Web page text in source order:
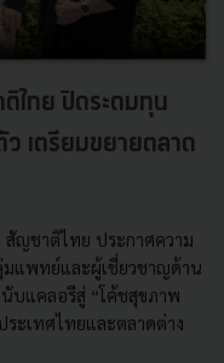
ไทย ปิดระดมทุน
เตรียมขยายตลาด
ญชาติไทย ประกาศความ
มแพทย์และผู้เชี่ยวชาญด้าน
บแคลอรีสู่ “โค้ชสุขภาพ
ระเทศไทยและตลาดต่าง